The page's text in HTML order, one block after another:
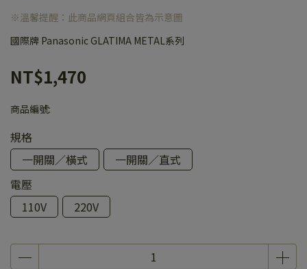
※溫馨提醒：此商品網頁組合皆為示意圖
國際牌 Panasonic GLATIMA METAL系列
NT$1,470
商品編號:
規格
一開關／橫式
一開關／直式
電壓
110V
220V